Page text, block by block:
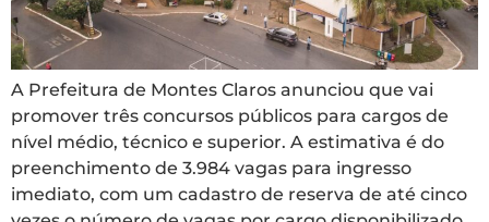
A Prefeitura de Montes Claros anunciou que vai
promover três concursos públicos para cargos de
nível médio, técnico e superior. A estimativa é do
preenchimento de 3.984 vagas para ingresso
imediato, com um cadastro de reserva de até cinco